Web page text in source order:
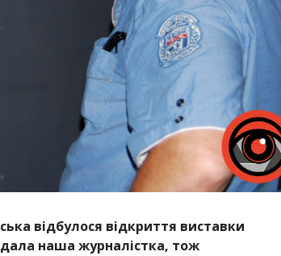
відбулося відкриття виставки
наша журналістка, тож